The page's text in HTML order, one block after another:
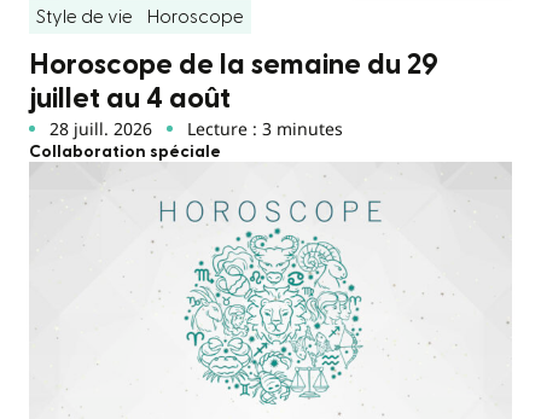
Style de vie Horoscope
Horoscope de la semaine du 29
juillet au 4 août
28 juill. 2026 Lecture : 3 minutes
Collaboration spéciale